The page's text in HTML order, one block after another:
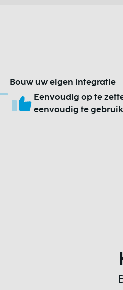
Bouw uw eigen integratie
Eenvoudig op te
eenvoudig te